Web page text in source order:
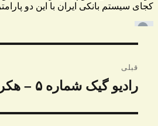
نوشته
قبلی
نوشته
رادیو گیک شماره ۵ – هکرها و اساتید